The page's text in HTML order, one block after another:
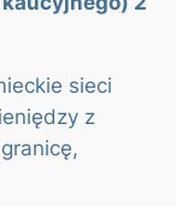
sieci
z